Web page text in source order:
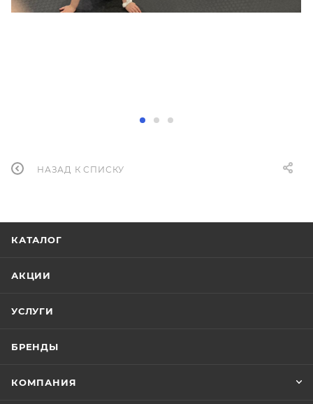
НАЗАД К СПИСКУ
КАТАЛОГ
АКЦИИ
УСЛУГИ
БРЕНДЫ
КОМПАНИЯ